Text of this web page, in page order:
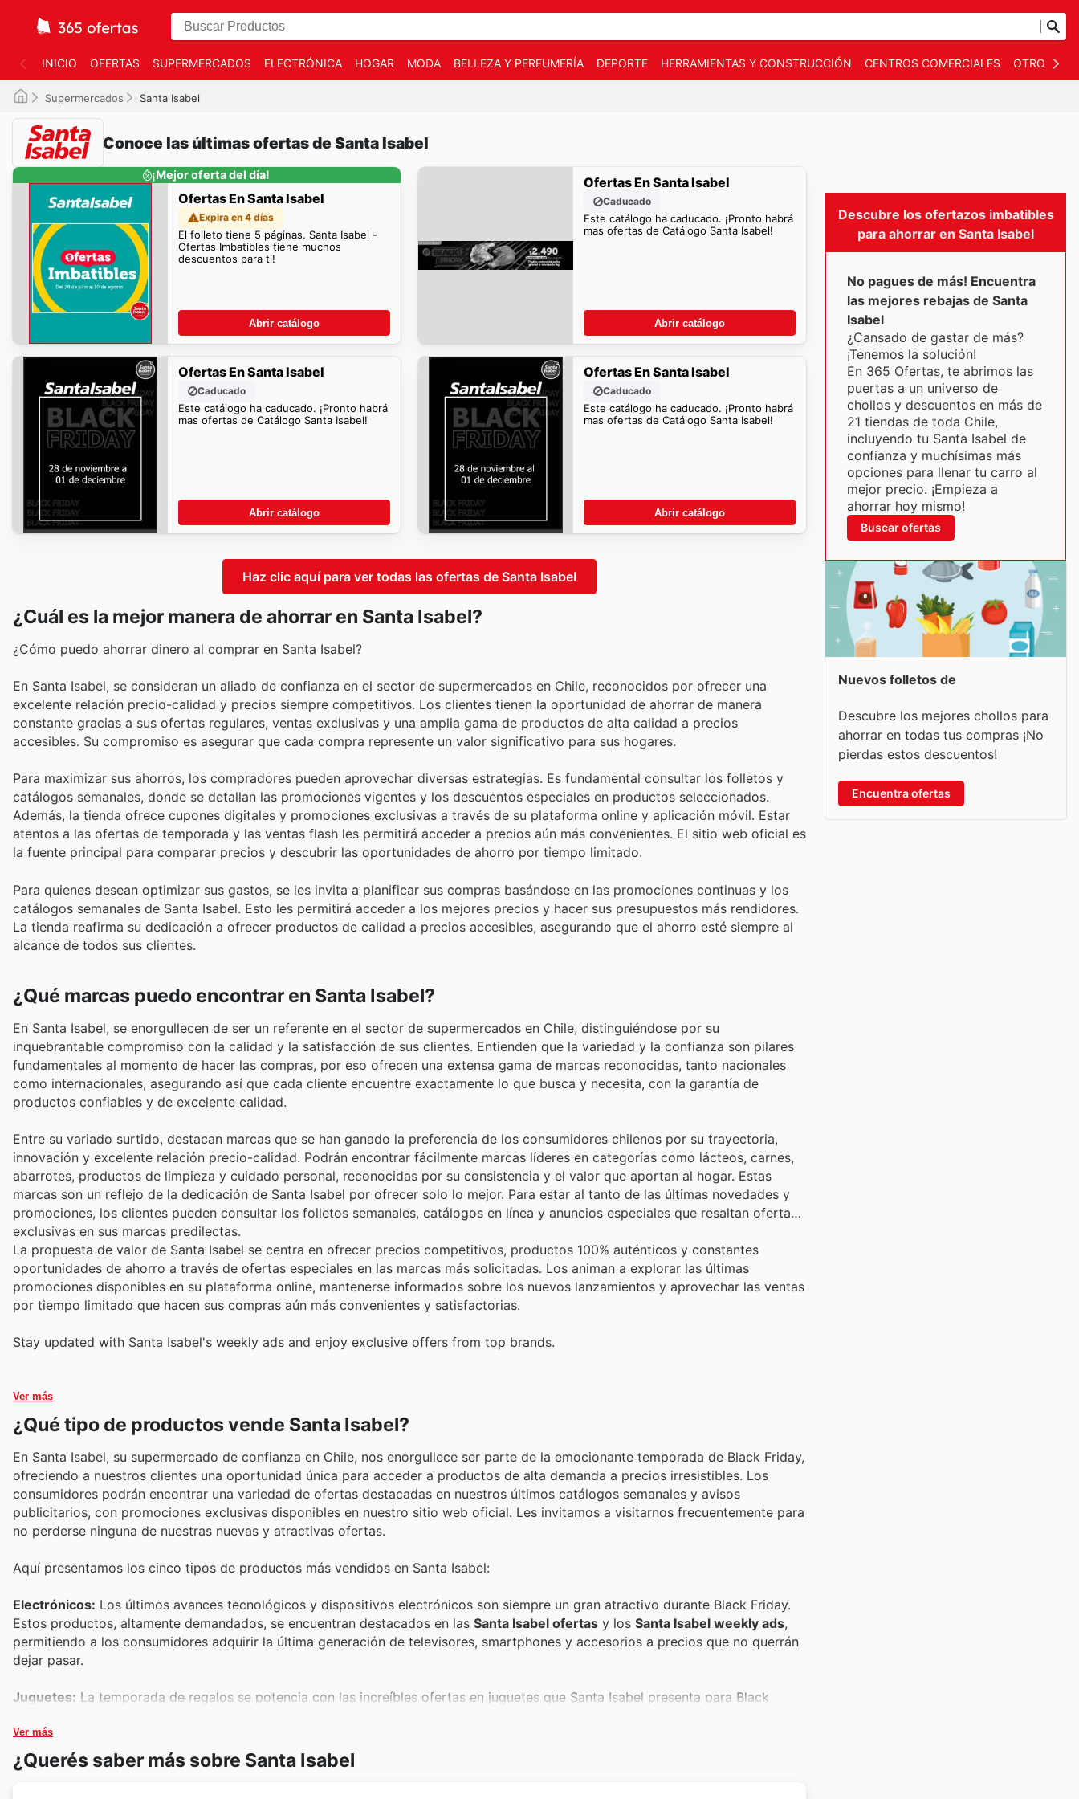
INICIO OFERTAS SUPERMERCADOS ELECTRÓNICA HOGAR MODA BELLEZA Y PERFUMERÍA DEPORTE HERRAMIENTAS Y CONSTRUCCIÓN CENTROS COMERCIALES OTROS
Supermercados Santa Isabel
Conoce las últimas ofertas de Santa Isabel
¡Mejor oferta del día!
Ofertas En Santa Isabel
Expira en 4 días
El folleto tiene 5 páginas. Santa Isabel -
Ofertas Imbatibles tiene muchos
descuentos para ti!
Abrir catálogo
Ofertas En Santa Isabel
Caducado
Este catálogo ha caducado. ¡Pronto habrá
mas ofertas de Catálogo Santa Isabel!
Abrir catálogo
Ofertas En Santa Isabel
Caducado
Este catálogo ha caducado. ¡Pronto habrá
mas ofertas de Catálogo Santa Isabel!
Abrir catálogo
Ofertas En Santa Isabel
Caducado
Este catálogo ha caducado. ¡Pronto habrá
mas ofertas de Catálogo Santa Isabel!
Abrir catálogo
Haz clic aquí para ver todas las ofertas de Santa Isabel
¿Cuál es la mejor manera de ahorrar en Santa Isabel?
¿Cómo puedo ahorrar dinero al comprar en Santa Isabel?
En Santa Isabel, se consideran un aliado de confianza en el sector de supermercados en Chile, reconocidos por ofrecer una
excelente relación precio-calidad y precios siempre competitivos. Los clientes tienen la oportunidad de ahorrar de manera
constante gracias a sus ofertas regulares, ventas exclusivas y una amplia gama de productos de alta calidad a precios
accesibles. Su compromiso es asegurar que cada compra represente un valor significativo para sus hogares.
Para maximizar sus ahorros, los compradores pueden aprovechar diversas estrategias. Es fundamental consultar los folletos y
catálogos semanales, donde se detallan las promociones vigentes y los descuentos especiales en productos seleccionados.
Además, la tienda ofrece cupones digitales y promociones exclusivas a través de su plataforma online y aplicación móvil. Estar
atentos a las ofertas de temporada y las ventas flash les permitirá acceder a precios aún más convenientes. El sitio web oficial es
la fuente principal para comparar precios y descubrir las oportunidades de ahorro por tiempo limitado.
Para quienes desean optimizar sus gastos, se les invita a planificar sus compras basándose en las promociones continuas y los
catálogos semanales de Santa Isabel. Esto les permitirá acceder a los mejores precios y hacer sus presupuestos más rendidores.
La tienda reafirma su dedicación a ofrecer productos de calidad a precios accesibles, asegurando que el ahorro esté siempre al
alcance de todos sus clientes.
¿Qué marcas puedo encontrar en Santa Isabel?
En Santa Isabel, se enorgullecen de ser un referente en el sector de supermercados en Chile, distinguiéndose por su
inquebrantable compromiso con la calidad y la satisfacción de sus clientes. Entienden que la variedad y la confianza son pilares
fundamentales al momento de hacer las compras, por eso ofrecen una extensa gama de marcas reconocidas, tanto nacionales
como internacionales, asegurando así que cada cliente encuentre exactamente lo que busca y necesita, con la garantía de
productos confiables y de excelente calidad.
Entre su variado surtido, destacan marcas que se han ganado la preferencia de los consumidores chilenos por su trayectoria,
innovación y excelente relación precio-calidad. Podrán encontrar fácilmente marcas líderes en categorías como lácteos, carnes,
abarrotes, productos de limpieza y cuidado personal, reconocidas por su consistencia y el valor que aportan al hogar. Estas
marcas son un reflejo de la dedicación de Santa Isabel por ofrecer solo lo mejor. Para estar al tanto de las últimas novedades y
promociones, los clientes pueden consultar los folletos semanales, catálogos en línea y anuncios especiales que resaltan ofertas
exclusivas en sus marcas predilectas.
La propuesta de valor de Santa Isabel se centra en ofrecer precios competitivos, productos 100% auténticos y constantes
oportunidades de ahorro a través de ofertas especiales en las marcas más solicitadas. Los animan a explorar las últimas
promociones disponibles en su plataforma online, mantenerse informados sobre los nuevos lanzamientos y aprovechar las ventas
por tiempo limitado que hacen sus compras aún más convenientes y satisfactorias.
Stay updated with Santa Isabel's weekly ads and enjoy exclusive offers from top brands.
Ver más
¿Qué tipo de productos vende Santa Isabel?
En Santa Isabel, su supermercado de confianza en Chile, nos enorgullece ser parte de la emocionante temporada de Black Friday,
ofreciendo a nuestros clientes una oportunidad única para acceder a productos de alta demanda a precios irresistibles. Los
consumidores podrán encontrar una variedad de ofertas destacadas en nuestros últimos catálogos semanales y avisos
publicitarios, con promociones exclusivas disponibles en nuestro sitio web oficial. Les invitamos a visitarnos frecuentemente para
no perderse ninguna de nuestras nuevas y atractivas ofertas.
Aquí presentamos los cinco tipos de productos más vendidos en Santa Isabel:
Electrónicos: Los últimos avances tecnológicos y dispositivos electrónicos son siempre un gran atractivo durante Black Friday.
Estos productos, altamente demandados, se encuentran destacados en las Santa Isabel ofertas y los Santa Isabel weekly ads,
permitiendo a los consumidores adquirir la última generación de televisores, smartphones y accesorios a precios que no querrán
dejar pasar.
Juguetes: La temporada de regalos se potencia con las increíbles ofertas en juguetes que Santa Isabel presenta para Black
dealsy promociones especiales que aseguran la máxima satisfacción y ahorro para las familias.
Perfumería y Cosmética:El cuidado personal y la belleza alcanzan su punto álgido con las selectas ofertas en perfumería y
Ver más
¿Querés saber más sobre Santa Isabel
Descubre los ofertazos imbatibles
para ahorrar en Santa Isabel
No pagues de más! Encuentra
las mejores rebajas de Santa
Isabel
¿Cansado de gastar de más?
¡Tenemos la solución!
En 365 Ofertas, te abrimos las
puertas a un universo de
chollos y descuentos en más de
21 tiendas de toda Chile,
incluyendo tu Santa Isabel de
confianza y muchísimas más
opciones para llenar tu carro al
mejor precio. ¡Empieza a
ahorrar hoy mismo!
Buscar ofertas
Nuevos folletos de
Descubre los mejores chollos para
ahorrar en todas tus compras ¡No
pierdas estos descuentos!
Encuentra ofertas